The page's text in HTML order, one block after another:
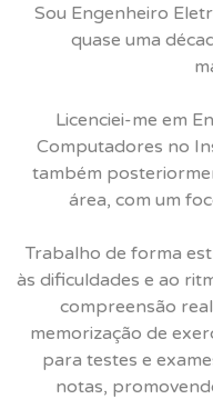
Sou Engenheiro
quase uma
Licenciei-me em
Computadores no
também
área, com um
Trabalho de forma
às dificuldades e ao
compreensão
memorização de
para testes e
notas,